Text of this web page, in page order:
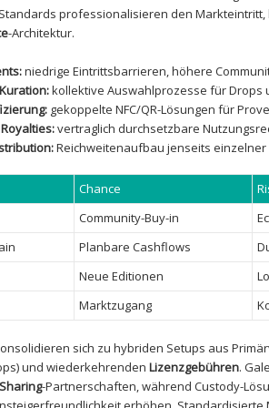
professionalisieren den
-Architektur.
niedrige Eintrittsbarrieren, höhere
kollektive Auswahlprozesse für ⁣Drops
gekoppelte NFC/QR-Lösungen für
vertraglich durchsetzbare
Reichweitenaufbau jenseits
Chance
Community-Buy-in
Planbare Cashflows
Neue Editionen
Marktzugang
sich zu ​hybriden ⁢Setups aus
‍und wiederkehrenden Lizenzgebühren.
-Partnerschaften, während Custody-